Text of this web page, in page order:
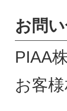
お問
PIAA
お客